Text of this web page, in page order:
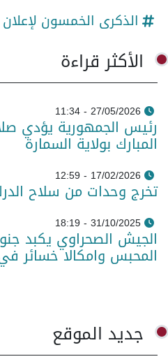
الذكرى الخمسون
الأكثر قراءة
27/05/2026 - 11:34
رئيس الجمهورية يؤدي
المبارك بولاية السمارة
17/02/2026 - 12:59
تخرج وحدات من سلاح
31/10/2025 - 18:19
الجيش الصحراوي يكبد
المحبس وامكالا خسائر
جديد الموقع